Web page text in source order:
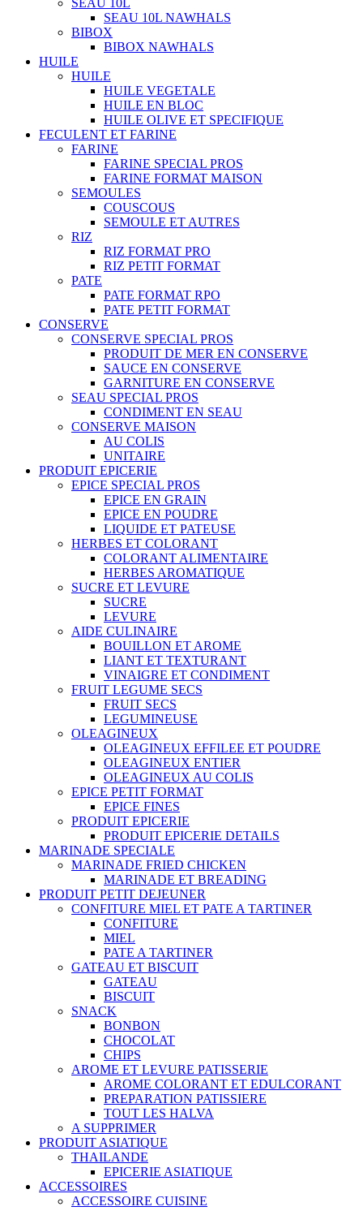
SEAU 10L NAWHALS
BIBOX
BIBOX NAWHALS
HUILE
HUILE
HUILE VEGETALE
HUILE EN BLOC
HUILE OLIVE ET SPECIFIQUE
FECULENT ET FARINE
FARINE
FARINE SPECIAL PROS
FARINE FORMAT MAISON
SEMOULES
COUSCOUS
SEMOULE ET AUTRES
RIZ
RIZ FORMAT PRO
RIZ PETIT FORMAT
PATE
PATE FORMAT RPO
PATE PETIT FORMAT
CONSERVE
CONSERVE SPECIAL PROS
PRODUIT DE MER EN CONSERVE
SAUCE EN CONSERVE
GARNITURE EN CONSERVE
SEAU SPECIAL PROS
CONDIMENT EN SEAU
CONSERVE MAISON
AU COLIS
UNITAIRE
PRODUIT EPICERIE
EPICE SPECIAL PROS
EPICE EN GRAIN
EPICE EN POUDRE
LIQUIDE ET PATEUSE
HERBES ET COLORANT
COLORANT ALIMENTAIRE
HERBES AROMATIQUE
SUCRE ET LEVURE
SUCRE
LEVURE
AIDE CULINAIRE
BOUILLON ET AROME
LIANT ET TEXTURANT
VINAIGRE ET CONDIMENT
FRUIT LEGUME SECS
FRUIT SECS
LEGUMINEUSE
OLEAGINEUX
OLEAGINEUX EFFILEE ET POUDRE
OLEAGINEUX ENTIER
OLEAGINEUX AU COLIS
EPICE PETIT FORMAT
EPICE FINES
PRODUIT EPICERIE
PRODUIT EPICERIE DETAILS
MARINADE SPECIALE
MARINADE FRIED CHICKEN
MARINADE ET BREADING
PRODUIT PETIT DEJEUNER
CONFITURE MIEL ET PATE A TARTINER
CONFITURE
MIEL
PATE A TARTINER
GATEAU ET BISCUIT
GATEAU
BISCUIT
SNACK
BONBON
CHOCOLAT
CHIPS
AROME ET LEVURE PATISSERIE
AROME COLORANT ET EDULCORANT
PREPARATION PATISSIERE
TOUT LES HALVA
A SUPPRIMER
PRODUIT ASIATIQUE
THAILANDE
EPICERIE ASIATIQUE
ACCESSOIRES
ACCESSOIRE CUISINE